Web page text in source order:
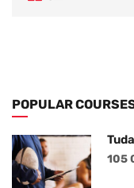
POPULAR
105